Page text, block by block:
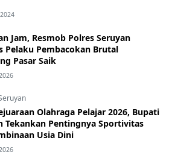
Jam, Resmob Polres Seruyan
Pelaku Pembacokan Brutal
Pasar Saik
Olahraga Pelajar 2026, Bupati
Tekankan Pentingnya Sportivitas
Usia Dini